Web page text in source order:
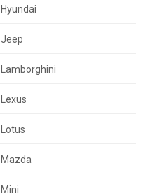
Hyundai
Jeep
Lamborghini
Lexus
Lotus
Mazda
Mini